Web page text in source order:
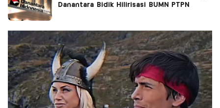
Danantara Bidik Hilirisasi BUMN PTPN